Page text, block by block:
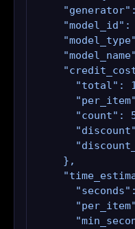
"model_id":
"total":
"count":
    },